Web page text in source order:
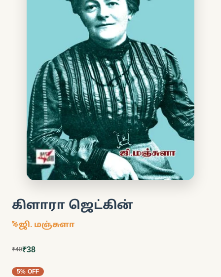
கிளாரா ஜெட்கின்
ஜி. மஞ்சுளா
₹40₹38
5% OFF